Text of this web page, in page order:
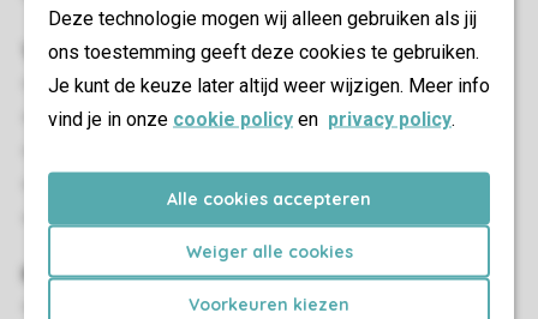
Deze technologie mogen wij alleen gebruiken als jij
ons toestemming geeft deze cookies te gebruiken.
Je kunt de keuze later altijd weer wijzigen. Meer info
vind je in onze cookie policy en privacy policy.
Alle cookies accepteren
Weiger alle cookies
Voorkeuren kiezen
Woon-/eetkamer
Zithoek
Eethoek
Airconditioning
Kindervoorzieningen
Campingbedje (tegen betaling)